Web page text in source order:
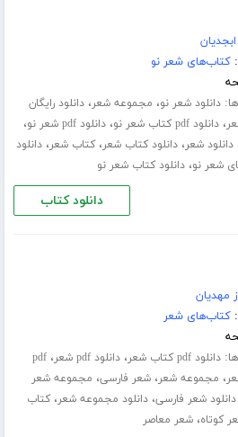
کتاب‌های شعر نو
دانلود شعر نو، مجموعه شعر،دانلود رایگان
،دانلود pdf کتاب شعر نو ،دانلود pdf شعر نو ،
دانلود شعر،دانلود کتاب شعر،کتاب شعر،دانلود
شعر نو،دانلود کتاب شعر نو
دانلود کتاب
مهدیان
کتاب‌های شعر
دانلود pdf کتاب شعر ،دانلود pdf شعر ،pdf
، مجموعه شعر،شعر فارسی، مجموعه شعر
دانلود شعر فارسی،دانلود مجموعه شعر،کتاب
کوتاه،شعر معاصر